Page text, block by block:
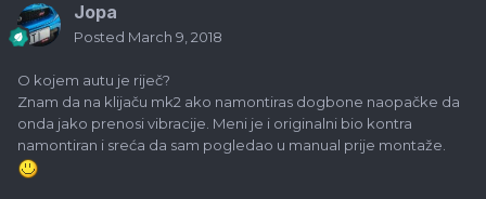
Jopa
Posted March 9, 2018
O kojem autu je riječ?
Znam da na klijaču mk2 ako namontiras dogbone naopačke da
onda jako prenosi vibracije. Meni je i originalni bio kontra
namontiran i sreća da sam pogledao u manual prije montaže.